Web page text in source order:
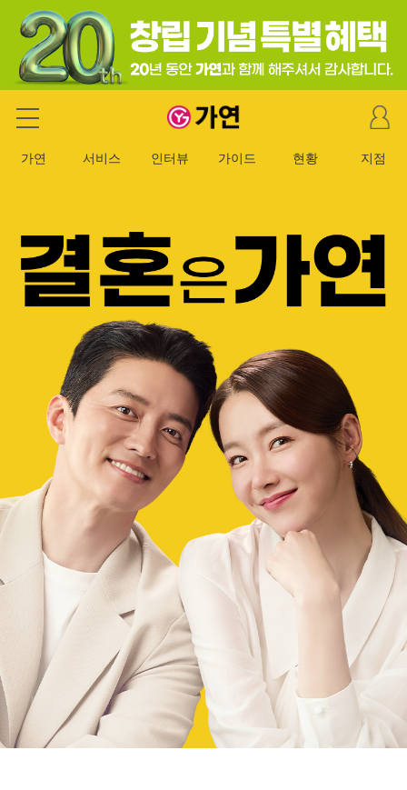
가연 결혼정보회사
마
이
이
가연 서비스 인터뷰 가이드 현황 지점